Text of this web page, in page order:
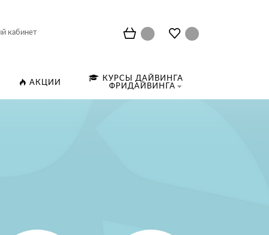
кабинет
АКЦИИ
КУРСЫ ДАЙВИНГА
ФРИДАЙВИНГА